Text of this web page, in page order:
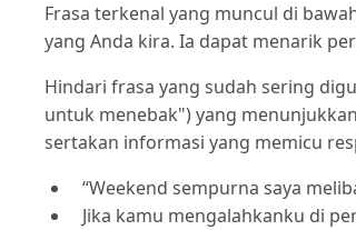
Frasa terkenal yang muncul di
yang Anda kira. Ia dapat menarik
Hindari frasa yang sudah sering
untuk menebak") yang
sertakan informasi yang memicu
“Weekend sempurna saya
Jika kamu mengalahkanku di